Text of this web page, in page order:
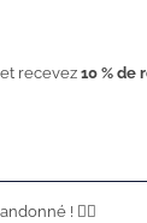
recevez10 % de
! 🕵️‍♂️